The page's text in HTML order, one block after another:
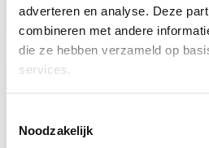
adverteren en analyse. Deze
combineren met andere
die ze hebben verzameld op
services.
Noodzakelijk